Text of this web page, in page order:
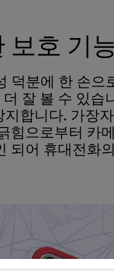
보호 기
덕분에 한 손으
잘 볼 수 있
지합니다. 가장
힘으로부터 카
되어 휴대전화